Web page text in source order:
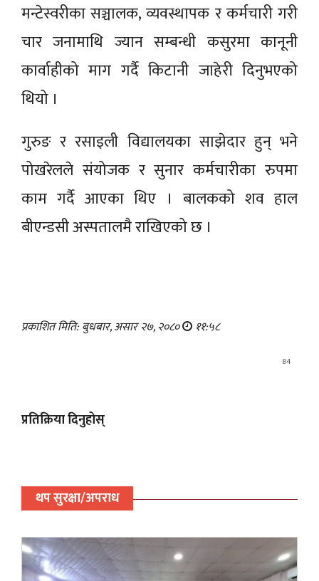
मन्टेस्वरीका सञ्चालक, व्यवस्थापक र कर्मचारी गरी
चार जनामाथि ज्यान सम्बन्धी कसुरमा कानूनी
कार्वाहीको माग गर्दै किटानी जाहेरी दिनुभएको
थियो ।
गुरुङ र रसाइली विद्यालयका साझेदार हुन् भने
पोखरेलले संयोजक र सुनार कर्मचारीका रुपमा
काम गर्दै आएका थिए । बालकको शव हाल
बीएन्डसी अस्पतालमै राखिएको छ ।
प्रकाशित मिति: बुधबार, असार २७, २०८० ११:५८
84
प्रतिक्रिया दिनुहोस्
थप सुरक्षा/अपराध